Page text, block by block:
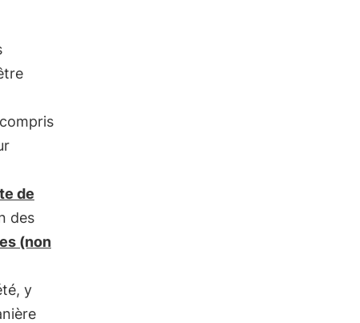
de
des
(non
y